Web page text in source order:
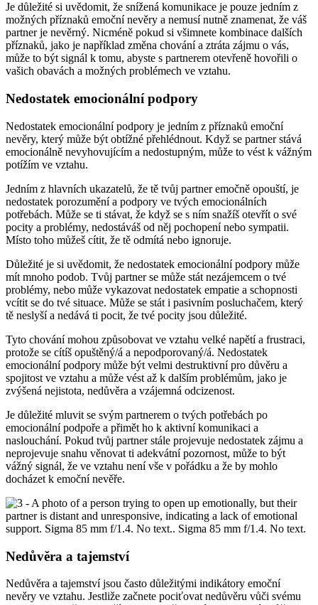
Je důležité si uvědomit, že snížená komunikace je pouze jedním z
možných příznaků emoční nevěry a nemusí nutně znamenat, že váš
partner je nevěrný. Nicméně pokud si všimnete kombinace dalších
příznaků, jako je například změna chování a ztráta zájmu o vás,
může to být signál k tomu, abyste s partnerem otevřeně hovořili o
vašich obavách a možných problémech ve vztahu.
Nedostatek emocionální podpory
Nedostatek emocionální podpory je jedním z příznaků emoční
nevěry, který může být obtížné přehlédnout. Když se partner stává
emocionálně nevyhovujícím a nedostupným, může to vést k vážným
potížím ve vztahu.
Jedním z hlavních ukazatelů, že tě tvůj partner emočně opouští, je
nedostatek porozumění a podpory ve tvých emocionálních
potřebách. Může se ti stávat, že když se s ním snažíš otevřít o své
pocity a problémy, nedostáváš od něj pochopení nebo sympatii.
Místo toho můžeš cítit, že tě odmítá nebo ignoruje.
Důležité je si uvědomit, že nedostatek emocionální podpory může
mít mnoho podob. Tvůj partner se může stát nezájemcem o tvé
problémy, nebo může vykazovat nedostatek empatie a schopnosti
vcítit se do tvé situace. Může se stát i pasivním posluchačem, který
tě neslyší a nedává ti pocit, že tvé pocity jsou důležité.
Tyto chování mohou způsobovat ve vztahu velké napětí a frustraci,
protože se cítíš opuštěný/á a nepodporovaný/á. Nedostatek
emocionální podpory může být velmi destruktivní pro důvěru a
spojitost ve vztahu a může vést až k dalším problémům, jako je
zvýšená nejistota, nedůvěra a vzájemná odcizenost.
Je důležité mluvit se svým partnerem o tvých potřebách po
emocionální podpoře a přimět ho k aktivní komunikaci a
naslouchání. Pokud tvůj partner stále projevuje nedostatek zájmu a
neprojevuje snahu věnovat ti adekvátní pozornost, může to být
vážný signál, že ve vztahu není vše v pořádku a že by mohlo
docházet k emoční nevěře.
Nedůvěra a tajemství
Nedůvěra a tajemství jsou často důležitými indikátory emoční
nevěry ve vztahu. Jestliže začnete pociťovat nedůvěru vůči svému